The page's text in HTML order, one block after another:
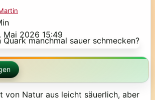
2026 15:49
von Natur aus leicht säuerlich, aber